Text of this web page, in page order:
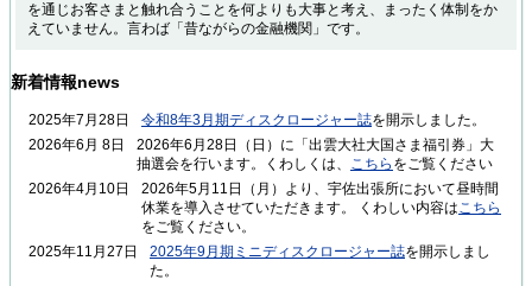
を通じお客さまと触れ合うことを何よりも大事と考え、まったく体制をか
えていません。言わば「昔ながらの金融機関」です。
新着情報news
2025年7月28日 令和8年3月期ディスクロージャー誌を開示しました。
2026年6月 8日
2026年6月28日（日）に「出雲大社大国さま福引券」大
抽選会を行います。くわしくは、 こちら をご覧ください
2026年4月10日
2026年5月11日（月）より、宇佐出張所において昼時間
休業を導入させていただきます。 くわしい内容はこちら
をご覧ください。
2025年11月27日
2025年9月期ミニディスクロージャー誌を開示しまし
た。